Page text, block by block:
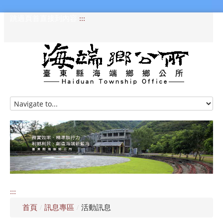
:::
HOME
訊息專區
認識海端
公所介紹
:::
首頁 / 訊息專區 / 活動訊息